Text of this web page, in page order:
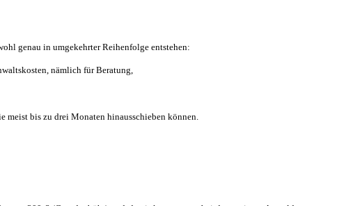
genau in umgekehrter Reihenfolge entstehen:
nämlich für Beratung,
meist bis zu drei Monaten hinausschieben können.